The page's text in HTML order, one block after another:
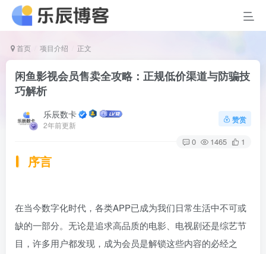
首页 项目介绍 正文
闲鱼影视会员售卖全攻略：正规低价渠道与防骗技
巧解析
乐辰数卡
2年前更新
赞赏
0 1465 1
序言
在当今数字化时代，各类APP已成为我们日常生活中不可或
缺的一部分。无论是追求高品质的电影、电视剧还是综艺节
目，许多用户都发现，成为会员是解锁这些内容的必经之